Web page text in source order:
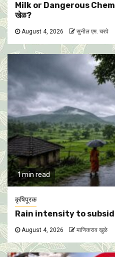
Milk or Dangerous
खेळ?
August 4, 2026 सुनील एम. चरपे
1 min read
कृषिपूरक
Rain intensity to subside :
August 4, 2026 माणिकराव खुळे